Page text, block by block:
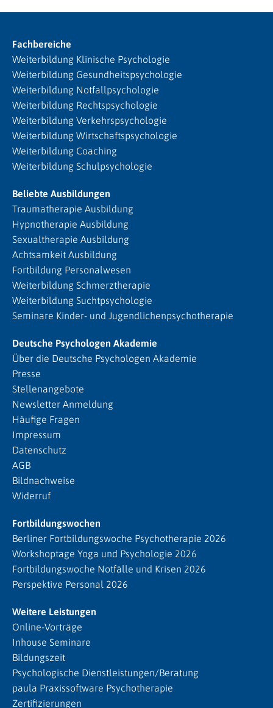
Fachbereiche
Weiterbildung Klinische Psychologie
Weiterbildung Gesundheitspsychologie
Weiterbildung Notfallpsychologie
Weiterbildung Rechtspsychologie
Weiterbildung Verkehrspsychologie
Weiterbildung Wirtschaftspsychologie
Weiterbildung Coaching
Weiterbildung Schulpsychologie
Beliebte Ausbildungen
Traumatherapie Ausbildung
Hypnotherapie Ausbildung
Sexualtherapie Ausbildung
Achtsamkeit Ausbildung
Fortbildung Personalwesen
Weiterbildung Schmerztherapie
Weiterbildung Suchtpsychologie
Seminare Kinder- und Jugendlichenpsychotherapie
Deutsche Psychologen Akademie
Über die Deutsche Psychologen Akademie
Presse
Stellenangebote
Newsletter Anmeldung
Häufige Fragen
Impressum
Datenschutz
AGB
Bildnachweise
Widerruf
Fortbildungswochen
Berliner Fortbildungswoche Psychotherapie 2026
Workshoptage Yoga und Psychologie 2026
Fortbildungswoche Notfälle und Krisen 2026
Perspektive Personal 2026
Weitere Leistungen
Online-Vorträge
Inhouse Seminare
Bildungszeit
Psychologische Dienstleistungen/Beratung
paula Praxissoftware Psychotherapie
Zertifizierungen